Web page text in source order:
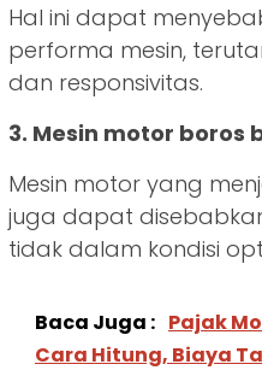
Hal ini dapat
performa mesin,
dan responsivitas.
3. Mesin motor boros
Mesin motor yang
juga dapat
tidak dalam kondisi
Baca Juga : Pajak
Cara Hitung, Biaya